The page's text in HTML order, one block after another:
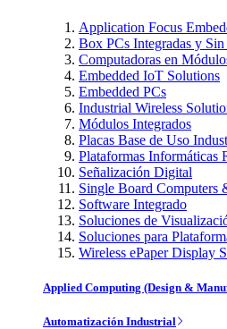
Application Focus
Box PCs Integradas y
Computadoras en
Embedded IoT Solutions
Embedded PCs
Industrial Wireless
Módulos Integrados
Placas Base de Uso
Plataformas Informáticas
Señalización Digital
Single Board Computers
Software Integrado
Soluciones de
Soluciones para
Wireless ePaper Display
Applied Computing (Design &
Automatización Industrial